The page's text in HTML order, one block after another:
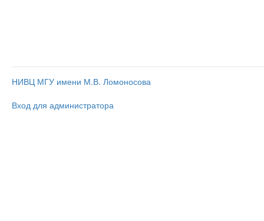
НИВЦ МГУ имени М.В. Ломоносова
Вход для администратора